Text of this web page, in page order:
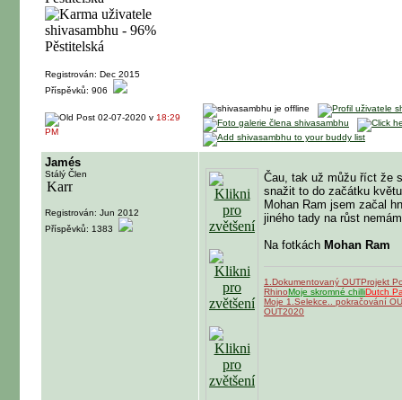
Registrován: Dec 2015
Příspěvků: 906
02-07-2020 v 18:29
PM
Jamés
Stálý Člen
Registrován: Jun 2012
Příspěvků: 1383
Čau, tak už můžu říct že
snažit to do začátku
Mohan Ram jsem začal
jiného tady na růst
Na fotkách Mohan Ram
1.Dokumentovaný OUTProjekt
RhinoMoje skromné chilliDutch
Moje 1.Selekce.. pokračování
OUT2020